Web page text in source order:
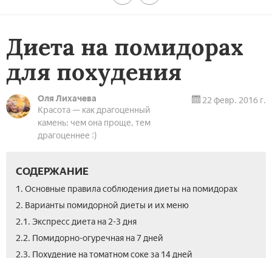
Диета на помидорах
для похудения
Оля Лихачева
Красота — как драгоценный
камень: чем она проще, тем
драгоценнее :)
22 февр. 2016 г.
СОДЕРЖАНИЕ
1. Основные правила соблюдения диеты на помидорах
2. Варианты помидорной диеты и их меню
2.1. Экспресс диета на 2-3 дня
2.2. Помидорно-огуречная на 7 дней
2.3. Похудение на томатном соке за 14 дней